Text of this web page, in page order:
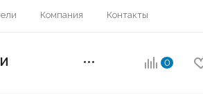
Компания Контакты
0